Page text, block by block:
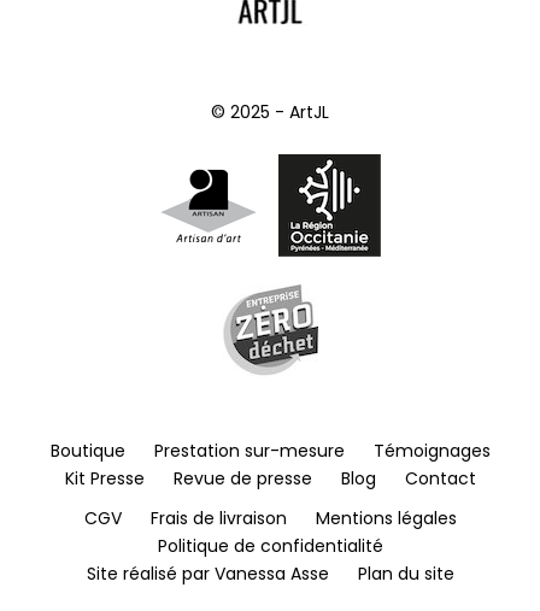
© 2025 - ArtJL
Boutique Prestation sur-mesure
Témoignages
Kit Presse
Revue de presse Blog
Contact
CGV
Frais de livraison
Mentions légales
Politique de confidentialité
Site réalisé par Vanessa Asse
Plan du site